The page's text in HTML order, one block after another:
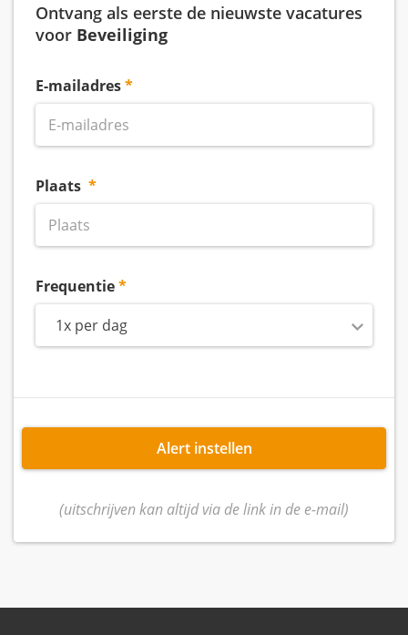
Ontvang als eerste de nieuwste vacatures
voor Beveiliging
E-mailadres
Plaats
Frequentie
1x per dag
Alert instellen
(uitschrijven kan altijd via de link in de e-mail)